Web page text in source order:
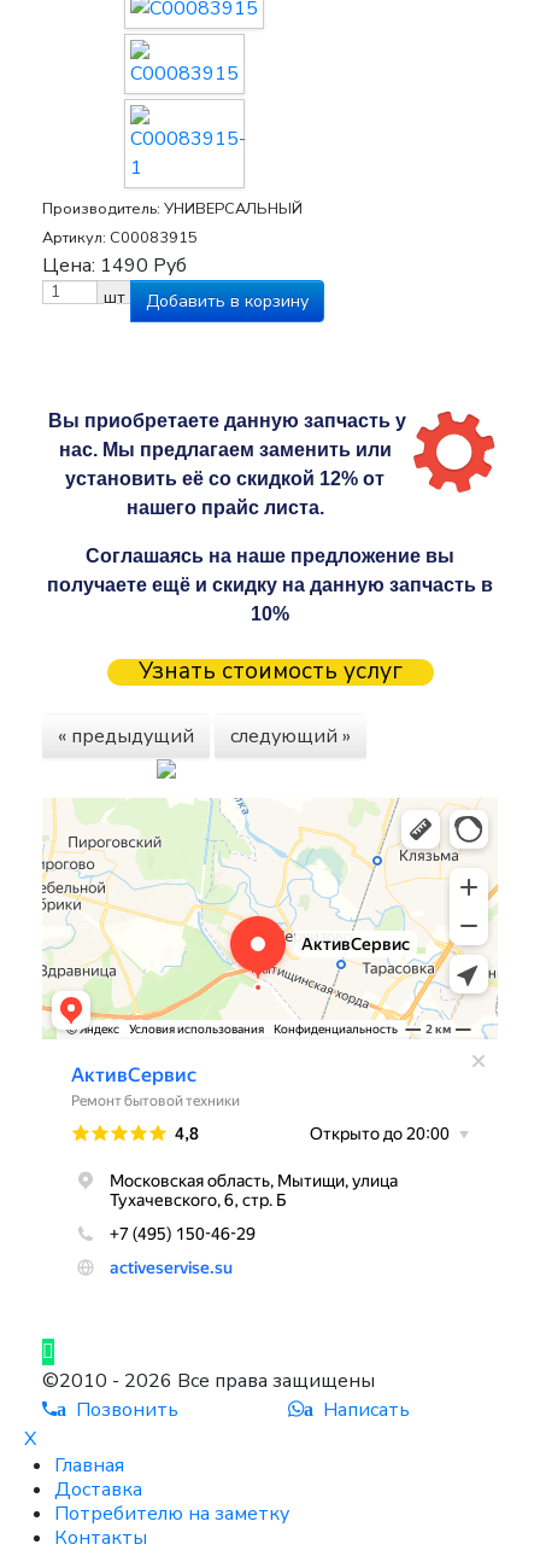
Производитель: УНИВЕРСАЛЬНЫЙ
Артикул: C00083915
Цена: 1490 Руб
шт
Вы приобретаете данную запчасть у
нас. Мы предлагаем заменить или
установить её со скидкой 12% от
нашего прайс листа.
Соглашаясь на наше предложение вы
получаете ещё и скидку на данную запчасть в
10%
Узнать стоимость услуг
« предыдущий следующий »
©2010 - 2026 Все права защищены
a Позвонить a
Написать
X
Главная
Доставка
Потребителю на заметку
Контакты